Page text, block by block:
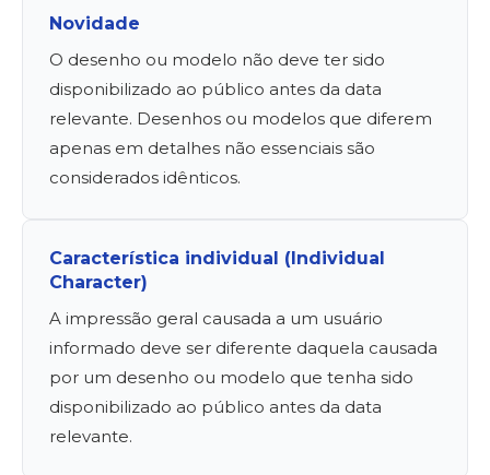
Novidade
O desenho ou modelo não deve ter sido
disponibilizado ao público antes da data
relevante. Desenhos ou modelos que diferem
apenas em detalhes não essenciais são
considerados idênticos.
Característica individual (Individual
Character)
A impressão geral causada a um usuário
informado deve ser diferente daquela causada
por um desenho ou modelo que tenha sido
disponibilizado ao público antes da data
relevante.